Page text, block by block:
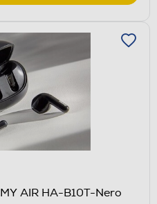
AIR HA-B10T-Nero